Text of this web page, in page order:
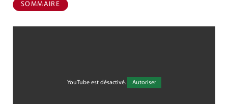
YouTube est désactivé. Autoriser
SOMMAIRE